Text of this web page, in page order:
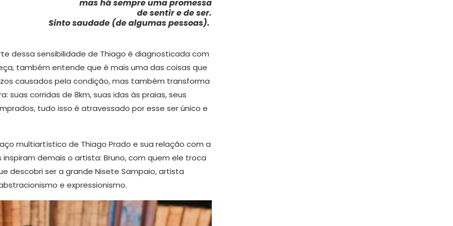
mas há sempre uma promessa
de sentir e de ser.
Sinto saudade (de algumas pessoas).
dessa sensibilidade de Thiago é diagnosticada com
também entende que é mais uma das coisas que
causados pela condição, mas também transforma
suas corridas de 8km, suas idas às praias, seus
tudo isso é atravessado por esse ser único e
multiartístico de Thiago Prado e sua relação com a
demais o artista: Bruno, com quem ele troca
descobri ser a grande Nisete Sampaio, artista
e expressionismo.